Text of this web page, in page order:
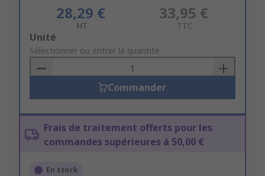
28,29 €
HT
33,95 €
TTC
Add
to
Basket
Unité
Sélectionner ou entrer la quantité
Commander
Frais de traitement offerts pour les
commandes supérieures à 50,00 €
En stock